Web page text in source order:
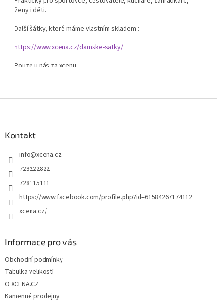
ženy i děti.
Další šátky, které máme vlastním skladem :
https://www.xcena.cz/damske-satky/
Pouze u nás za xcenu.
Kontakt
info@xcena.cz
723222822
728115111
https://www.facebook.com/profile.php?id=61584267174112
xcena.cz/
Informace pro vás
Obchodní podmínky
Tabulka velikostí
O XCENA.CZ
Kamenné prodejny